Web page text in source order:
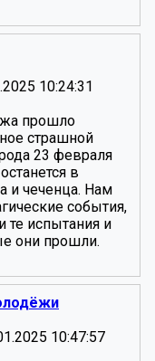
10:24:31
прошло
страшной
23 февраля
в
и чеченца. Нам
события,
те испытания и
они прошли.
10:47:57